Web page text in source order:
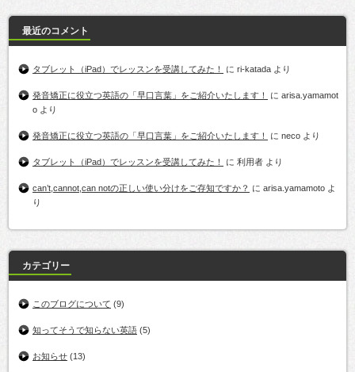
最近のコメント
タブレット（iPad）でレッスンを受講してみた！ に ri-katada より
発音矯正に役立つ英語の「早口言葉」をご紹介いたします！ に arisa.yamamot
o より
発音矯正に役立つ英語の「早口言葉」をご紹介いたします！ に neco より
タブレット（iPad）でレッスンを受講してみた！ に 利用者 より
can’t,cannot,can notの正しい使い分けをご存知ですか？ に arisa.yamamoto よ
り
カテゴリー
このブログについて (9)
知ってそうで知らない英語 (5)
お知らせ (13)